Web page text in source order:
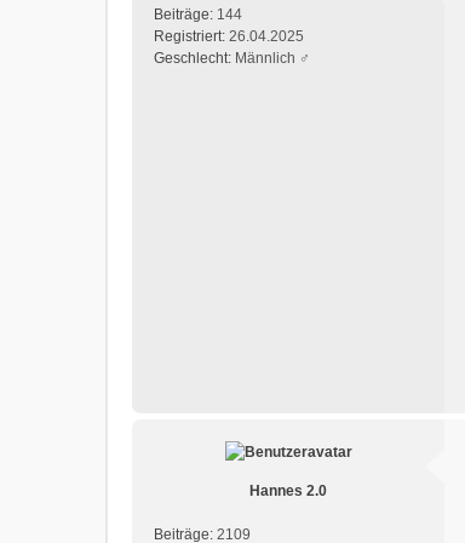
Beiträge: 144
Registriert: 26.04.2025
Geschlecht: Männlich ♂
Hannes 2.0
Beiträge: 2109